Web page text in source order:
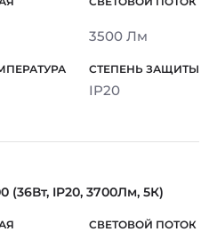
3500 Лм
IP20
(36Вт, IP20, 3700Лм, 5К)